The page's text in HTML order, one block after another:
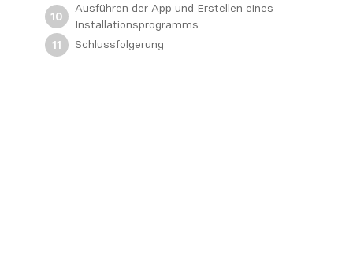
10
Ausführen der App und Erstellen eines
Installationsprogramms
11
Schlussfolgerung